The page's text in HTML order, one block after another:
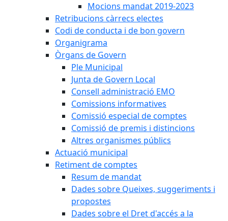
Mocions mandat 2019-2023
Retribucions càrrecs electes
Codi de conducta i de bon govern
Organigrama
Òrgans de Govern
Ple Municipal
Junta de Govern Local
Consell administració EMO
Comissions informatives
Comissió especial de comptes
Comissió de premis i distincions
Altres organismes públics
Actuació municipal
Retiment de comptes
Resum de mandat
Dades sobre Queixes, suggeriments i
propostes
Dades sobre el Dret d'accés a la